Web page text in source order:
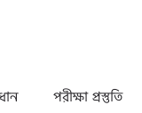
পরীক্ষা প্রস্তুতি